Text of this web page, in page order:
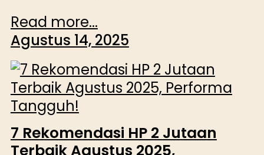
Read more...
Agustus 14, 2025
7 Rekomendasi HP 2 Jutaan
Terbaik Agustus 2025,